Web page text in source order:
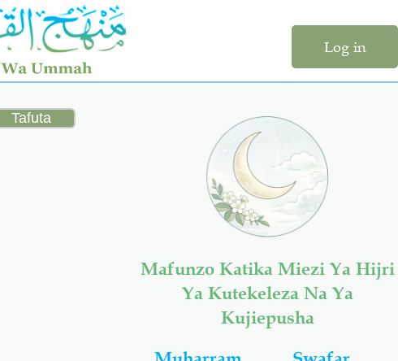
Log in
Mafunzo Katika Miezi Ya Hijri
Ya Kutekeleza Na Ya
Kujiepusha